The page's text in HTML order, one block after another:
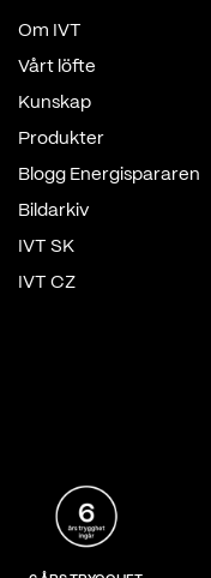
Om IVT
Vårt löfte
Kunskap
Produkter
Blogg Energispararen
Bildarkiv
IVT SK
IVT CZ